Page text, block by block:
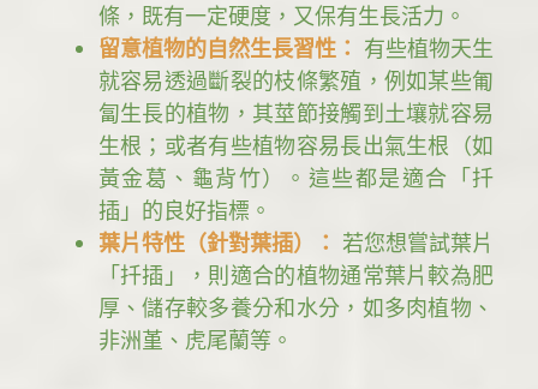
條，既有一定硬度，又保有生長活力。
留意植物的自然生長習性： 有些植物天生
就容易透過斷裂的枝條繁殖，例如某些匍
匐生長的植物，其莖節接觸到土壤就容易
生根；或者有些植物容易長出氣生根（如
黃金葛、龜背竹）。這些都是適合「扦
插」的良好指標。
葉片特性（針對葉插）： 若您想嘗試葉片
「扦插」，則適合的植物通常葉片較為肥
厚、儲存較多養分和水分，如多肉植物、
非洲堇、虎尾蘭等。